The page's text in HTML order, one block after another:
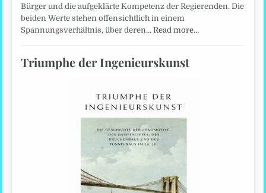
Bürger und die aufgeklärte Kompetenz der Regierenden. Die
beiden Werte stehen offensichtlich in einem
Spannungsverhältnis, über deren…Read more…
Triumphe der Ingenieurskunst